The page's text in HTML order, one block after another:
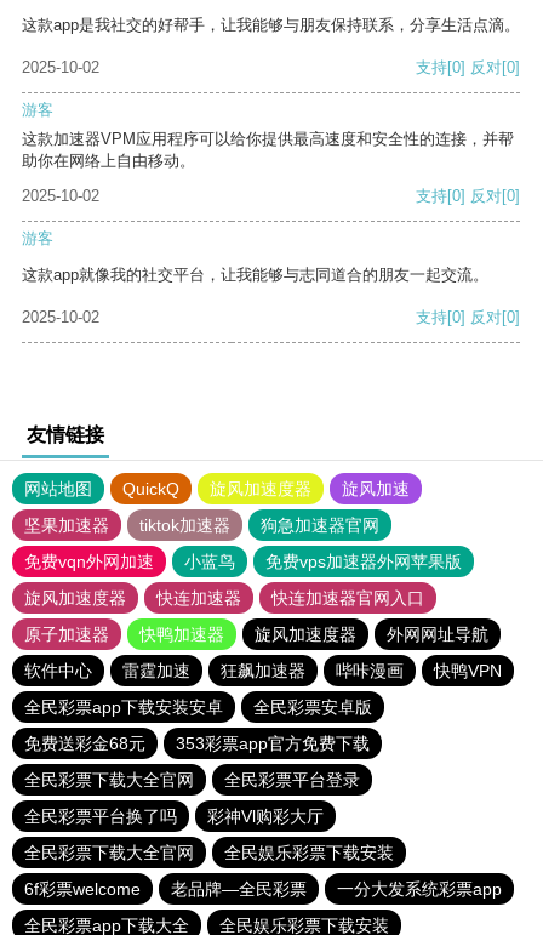
这款app是我社交的好帮手，让我能够与朋友保持联系，分享生活点滴。
2025-10-02 支持[0] 反对[0]
游客
这款加速器VPM应用程序可以给你提供最高速度和安全性的连接，并帮
助你在网络上自由移动。
2025-10-02
支持[0] 反对[0]
游客
这款app就像我的社交平台，让我能够与志同道合的朋友一起交流。
2025-10-02 支持[0] 反对[0]
友情链接
网站地图 QuickQ 旋风加速度器
旋风加速
坚果加速器
tiktok加速器
狗急加速器官网
免费vqn外网加速
小蓝鸟
免费vps加速器外网苹果版
旋风加速度器
快连加速器
快连加速器官网入口
原子加速器
快鸭加速器 旋风加速度器
外网网址导航
软件中心
雷霆加速 狂飙加速器 哔咔漫画
快鸭VPN
全民彩票app下载安装安卓
全民彩票安卓版
免费送彩金68元
353彩票app官方免费下载
全民彩票下载大全官网
全民彩票平台登录
全民彩票平台换了吗
彩神Vl购彩大厅
全民彩票下载大全官网
全民娱乐彩票下载安装
6f彩票welcome
老品牌—全民彩票
一分大发系统彩票app
全民彩票app下载大全
全民娱乐彩票下载安装